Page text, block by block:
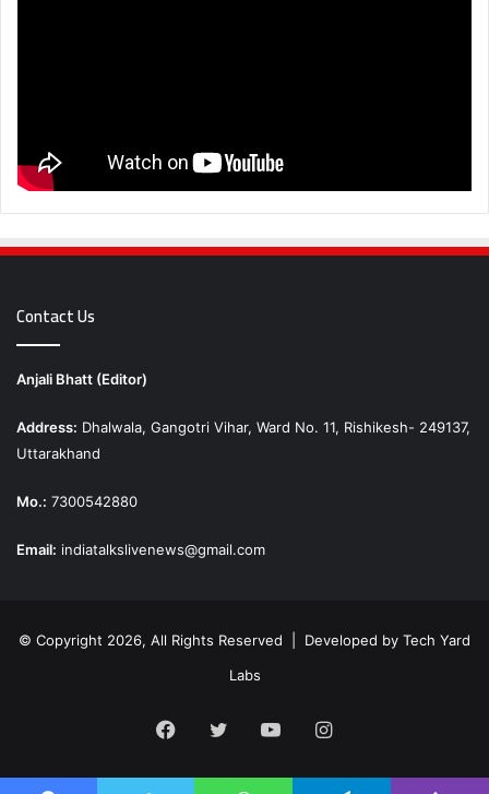
Contact Us
Anjali Bhatt (Editor)
Address: Dhalwala, Gangotri Vihar, Ward No. 11, Rishikesh- 249137,
Uttarakhand
Mo.: 7300542880
Email: indiatalkslivenews@gmail.com
© Copyright 2026, All Rights Reserved | Developed by Tech Yard
Labs
Facebook
Twitter YouTubeInstagram